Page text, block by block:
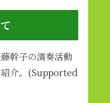
幹子の演奏活動
紹介。(Supported